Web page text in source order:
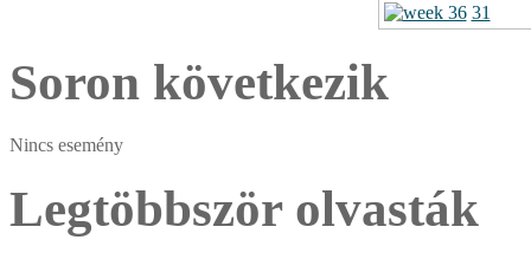
31
Soron következik
Nincs esemény
Legtöbbször olvasták